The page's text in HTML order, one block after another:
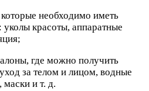
необходимо иметь
красоты, аппаратные
где можно получить
за телом и лицом, водные
и т. д.